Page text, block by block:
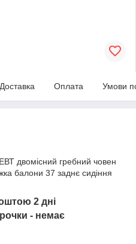
Доставка Оплата Умови
двомісний гребний човен
балони 37 заднє сидіння
2 дні
- немає